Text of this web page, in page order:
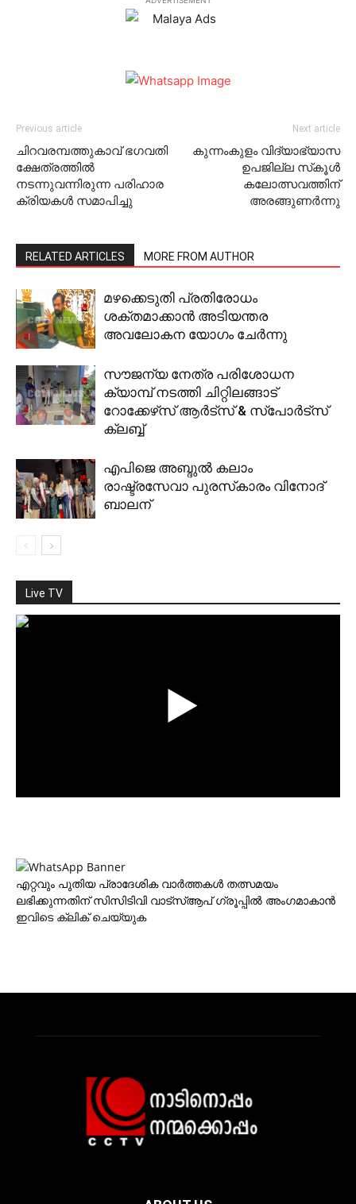
Previous article
ചിറവരമ്പത്തുകാവ് ഭഗവതി
ക്ഷേത്രത്തില്‍
നടന്നുവന്നിരുന്ന പരിഹാര
ക്രിയകള്‍ സമാപിച്ചു
Next article
കുന്നംകുളം വിദ്യാഭ്യാസ
ഉപജില്ല സ്‌കൂള്‍
കലോത്സവത്തിന്
അരങ്ങുണര്‍ന്നു
RELATED ARTICLES MORE FROM AUTHOR
മഴക്കെടുതി പ്രതിരോധം
ശക്തമാക്കാൻ അടിയന്തര
അവലോകന യോഗം ചേര്‍ന്നു
സൗജന്യ നേത്ര പരിശോധന
ക്യാമ്പ് നടത്തി ചിറ്റിലങ്ങാട്
റോക്കേഴ്‌സ് ആര്‍ട്‌സ് & സ്‌പോര്‍ട്‌സ്
ക്ലബ്ബ്
എപിജെ അബ്ദുല്‍ കലാം
രാഷ്ട്രസേവാ പുരസ്‌കാരം വിനോദ്
ബാലന്
Live TV
എറ്റവും പുതിയ പ്രാദേശിക വാര്‍ത്തകള്‍ തത്സമയം
ലഭിക്കുന്നതിന് സിസിടിവി വാട്‌സ്ആപ് ഗ്രൂപ്പില്‍ അംഗമാകാന്‍
ഇവിടെ ക്ലിക് ചെയ്യുക